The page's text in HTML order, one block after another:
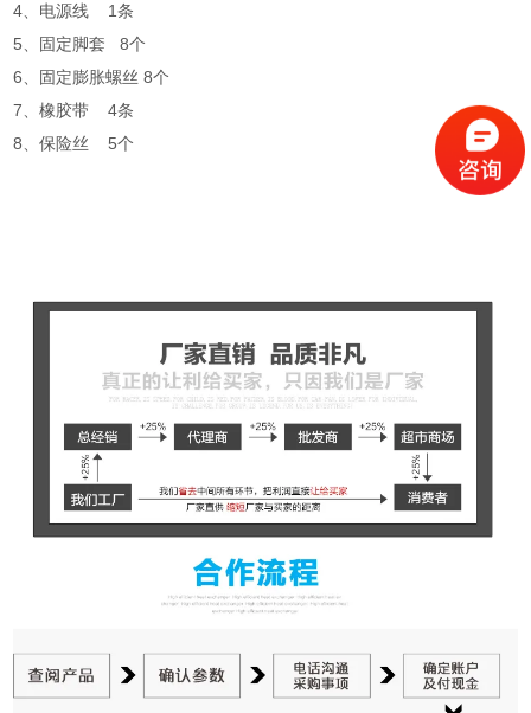
4、电源线 1条
5、固定脚套 8个
6、固定膨胀螺丝 8个
7、橡胶带 4条
8、保险丝 5个